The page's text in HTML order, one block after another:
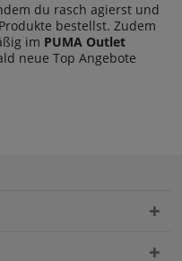
du rasch agierst und
bestellst. Zudem
im PUMA Outlet
neue Top Angebote